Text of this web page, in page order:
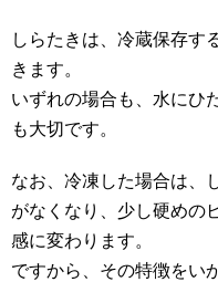
しらたきは、冷蔵保存す
きます。
いずれの場合も、水にひ
も大切です。
なお、冷凍した場合は、
がなくなり、少し硬めの
感に変わります。
ですから、その特徴をい